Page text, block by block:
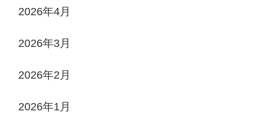
2026年4月
2026年3月
2026年2月
2026年1月